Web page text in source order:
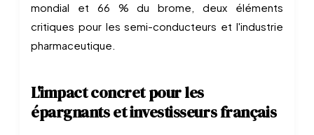
mondial et 66 % du brome, deux éléments
critiques pour les semi-conducteurs et l'industrie
pharmaceutique.
L'impact concret pour les
épargnants et investisseurs français